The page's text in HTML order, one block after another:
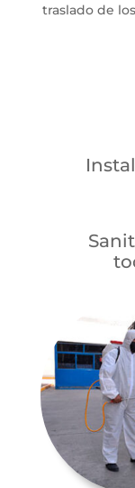
traslado de